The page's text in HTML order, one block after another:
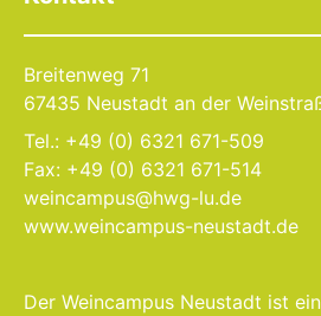
Breitenweg 71
67435 Neustadt an der
Tel.: +49 (0) 6321 671-509
Fax: +49 (0) 6321 671-514
weincampus@hwg-lu.de
www.weincampus-neustadt.de
Der Weincampus Neustadt ist